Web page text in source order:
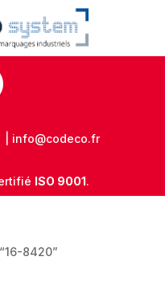
| info@codeco.fr
ISO 9001.
8420”